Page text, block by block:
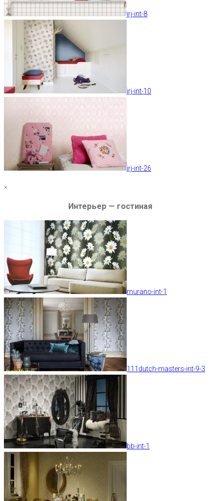
jrj-int-8
jrj-int-10
jrj-int-26
×
Интерьер — гостиная
murano-int-1
111dutch-masters-int-9-3
bb-int-1